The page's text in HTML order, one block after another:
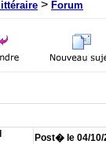
> Forum
Post� le 04/